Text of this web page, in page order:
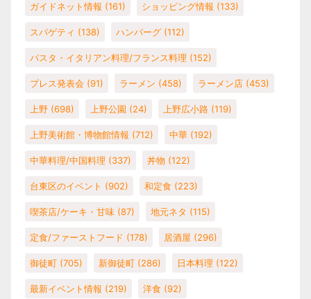
ガイドネット情報 (161) ショッピング情報 (133)
スパゲティ (138) ハンバーグ (112)
パスタ・イタリアン料理/フランス料理 (152)
プレス発表会 (91) ラーメン (458) ラーメン店 (453)
上野 (698) 上野公園 (24) 上野広小路 (119)
上野美術館・博物館情報 (712) 中華 (192)
中華料理/中国料理 (337) 丼物 (122)
台東区のイベント (902) 和定食 (223)
喫茶店/ケーキ・甘味 (87) 地元ネタ (115)
定食/ファーストフード (178) 居酒屋 (296)
御徒町 (705) 新御徒町 (286) 日本料理 (122)
最新イベント情報 (219) 洋食 (92)